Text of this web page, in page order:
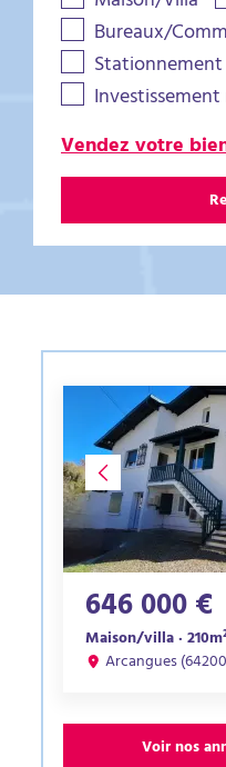
Bureaux/
Stationnement
Vendez votre
646 000 €
Maison/villa ·
Arcangues
Voir nos